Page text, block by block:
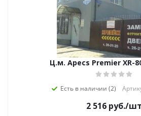
Ц.м. Apecs Premier XR-
Есть в наличии (2)
2 516 руб./шт